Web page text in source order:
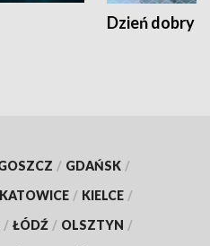
Dzień dobry
/ GDAŃSK /
KATOWICE / KIELCE /
/ ŁÓDŹ / OLSZTYN /